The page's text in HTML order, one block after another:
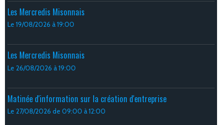
Les Mercredis Misonnais
Le 19/08/2026 à 19:00
Les Mercredis Misonnais
Le 26/08/2026 à 19:00
Matinée d'information sur la création d'entreprise
Le 27/08/2026 de 09:00 à 12:00